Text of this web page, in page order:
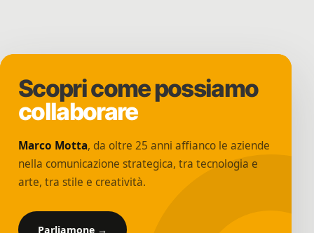
Scopri come possiamo
collaborare
Marco Motta, da oltre 25 anni affianco le aziende
nella comunicazione strategica, tra tecnologia e
arte, tra stile e creatività.
Parliamone →